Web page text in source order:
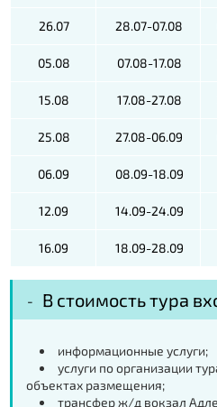
26.07 28.07-07.08
05.08 07.08-17.08
15.08 17.08-27.08
25.08 27.08-06.09
06.09 08.09-18.09
12.09 14.09-24.09
16.09 18.09-28.09
В стоимость тура
информационные услуги;
услуги по организации
объектах размещения;
трансфер ж/д вокзал